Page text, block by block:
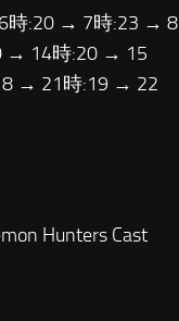
時:20 → 7時:23 → 8
→ 14時:20 → 15
→ 21時:19 → 22
Hunters Cast